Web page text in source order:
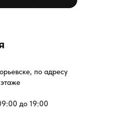
по адресу
до 19:00